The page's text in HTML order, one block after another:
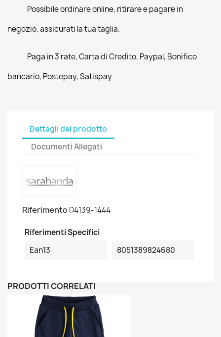
Possibile ordinare online, ritirare e pagare in
negozio, assicurati la tua taglia.
Paga in 3 rate, Carta di Credito, Paypal, Bonifico
bancario, Postepay, Satispay
Dettagli del prodotto
Documenti Allegati
RiferimentoD4139-1444
Riferimenti Specifici
Ean13
8051389824680
PRODOTTI CORRELATI